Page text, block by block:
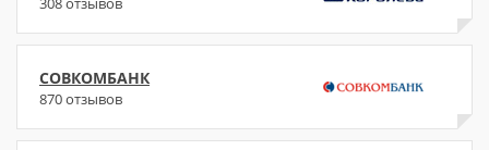
СОВКОМБАНК
870 отзывов